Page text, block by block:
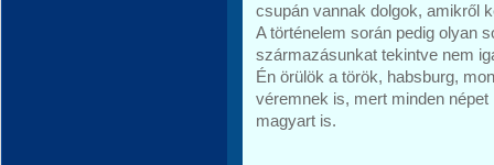
csupán vannak dolgok, amikről
A történelem során pedig olyan
származásunkat tekintve nem
Én örülök a török, habsburg,
véremnek is, mert minden
magyart is.